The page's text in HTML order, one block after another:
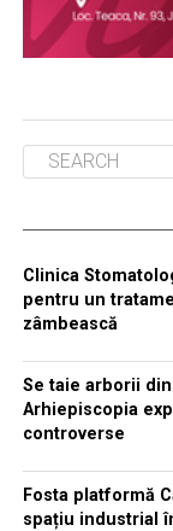
Clinica
pentru un
zâmbească
Se taie arborii
Arhiepiscopia
controverse
Fosta platformă
spațiu industrial